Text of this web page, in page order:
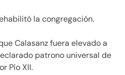
la congregación.
Calasanz fuera elevado a
patrono universal de
Pío XII.